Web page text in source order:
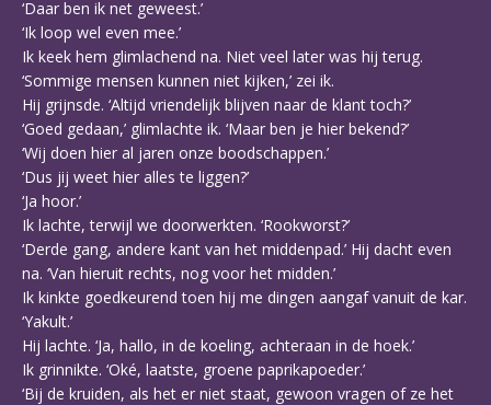
‘Daar ben ik net geweest.’
‘Ik loop wel even mee.’
Ik keek hem glimlachend na. Niet veel later was hij terug.
‘Sommige mensen kunnen niet kijken,’ zei ik.
Hij grijnsde. ‘Altijd vriendelijk blijven naar de klant toch?’
‘Goed gedaan,’ glimlachte ik. ‘Maar ben je hier bekend?’
‘Wij doen hier al jaren onze boodschappen.’
‘Dus jij weet hier alles te liggen?’
‘Ja hoor.’
Ik lachte, terwijl we doorwerkten. ‘Rookworst?’
‘Derde gang, andere kant van het middenpad.’ Hij dacht even
na. ‘Van hieruit rechts, nog voor het midden.’
Ik kinkte goedkeurend toen hij me dingen aangaf vanuit de kar.
‘Yakult.’
Hij lachte. ‘Ja, hallo, in de koeling, achteraan in de hoek.’
Ik grinnikte. ‘Oké, laatste, groene paprikapoeder.’
‘Bij de kruiden, als het er niet staat, gewoon vragen of ze het